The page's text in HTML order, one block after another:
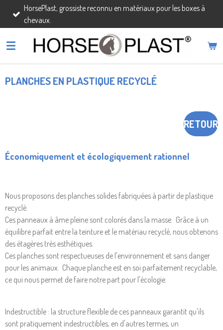
Passer
principal
HorsePlast, grossiste reconnu en matériaux pour les boxes à
chevaux.
PLANCHES EN PLASTIQUE RECYCLÉ
RETOUR
Économiquement et écologiquement rationnel
Nous proposons des planches solides fabriquées à partir de plastique
recyclé.
Ces panneaux à âme pleine sont colorés dans la masse. Grâce à un
équilibre parfait entre la teinture et le matériau recyclé, nous obtenons
des étagères très esthétiques.
Ces planches sont respectueuses de l'environnement et sans danger
pour les animaux. Chaque planche est en soi parfaitement recyclable,
ce qui nous permet de faire notre part pour l'écologie.
Indestructible : la structure flexible de ces panneaux garantit qu'ils
sont pratiquement indestructibles, en d'autres termes, un